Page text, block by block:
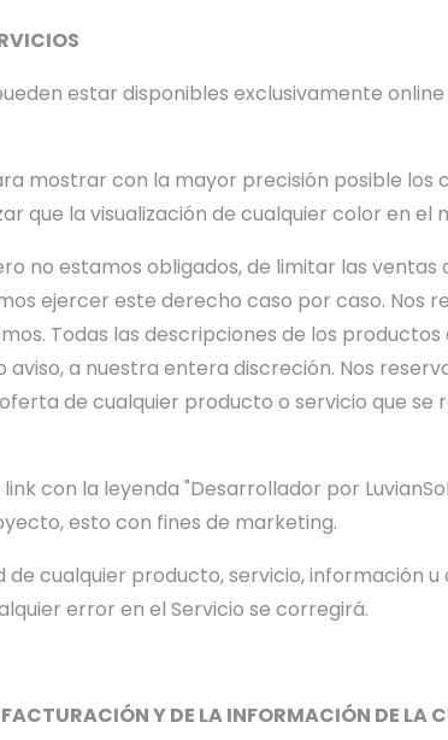
estar disponibles exclusivamente
mostrar con la mayor precisión posible
que la visualización de cualquier color en
no estamos obligados, de limitar las
ejercer este derecho caso por caso. Nos
Todas las descripciones de los
a nuestra entera discreción. Nos
de cualquier producto o servicio que
con la leyenda "Desarrollador por
esto con fines de marketing.
de cualquier producto, servicio,
error en el Servicio se corregirá.
Y DE LA INFORMACIÓN DE LA